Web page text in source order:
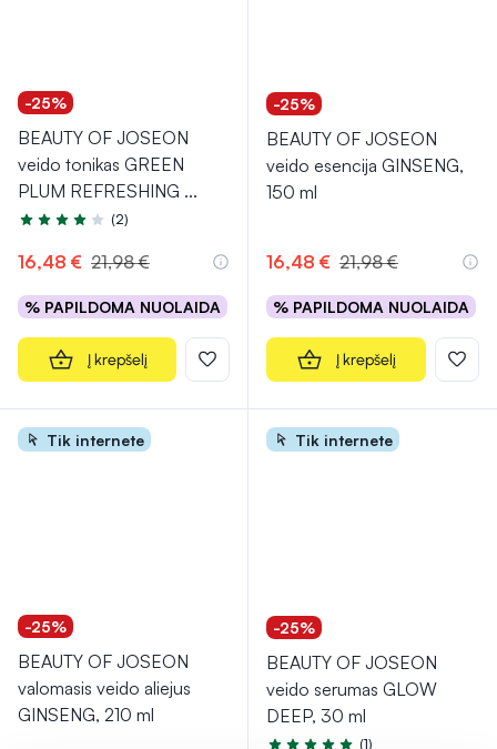
-25%
BEAUTY OF JOSEON
veido tonikas GREEN
PLUM REFRESHING ...
Įvertinimas 4.0 iš 5
(2)
16,48 € 21,98 €
% PAPILDOMA NUOLAIDA
Į krepšelį
-25%
BEAUTY OF JOSEON
veido esencija GINSENG,
150 ml
16,48 € 21,98 €
% PAPILDOMA NUOLAIDA
Į krepšelį
Tik internete
-25%
BEAUTY OF JOSEON
valomasis veido aliejus
GINSENG, 210 ml
Tik internete
-25%
BEAUTY OF JOSEON
veido serumas GLOW
DEEP, 30 ml
(1)